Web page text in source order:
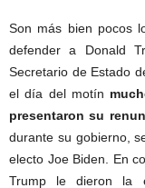
Son más bien pocos
defender a Donald
Secretario de Estado
el día del motín
presentaron su
durante su gobierno,
electo Joe Biden. En
Trump le dieron la